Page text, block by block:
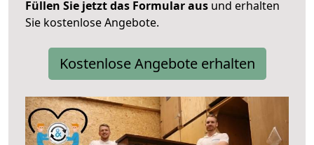
Füllen Sie jetzt das Formular aus und erhalten
Sie kostenlose Angebote.
Kostenlose Angebote erhalten